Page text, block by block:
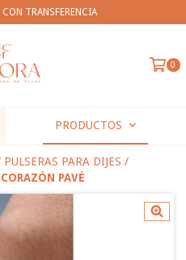
TRANSFERENCIA
0
PRODUCTOS
PULSERAS PARA DIJES /
PAVÉ